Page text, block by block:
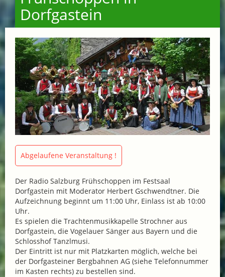
Dorfgastein
Abgelaufene Veranstaltung !
Der Radio Salzburg Frühschoppen im Festsaal
Dorfgastein mit Moderator Herbert Gschwendtner. Die
Aufzeichnung beginnt um 11:00 Uhr, Einlass ist ab 10:00
Uhr.
Es spielen die Trachtenmusikkapelle Strochner aus
Dorfgastein, die Vogelauer Sänger aus Bayern und die
Schlosshof Tanzlmusi.
Der Eintritt ist nur mit Platzkarten möglich, welche bei
der Dorfgasteiner Bergbahnen AG (siehe Telefonnummer
im Kasten rechts) zu bestellen sind.